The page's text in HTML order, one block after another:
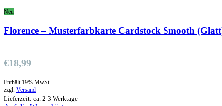
Neu
Florence – Musterfarbkarte Cardstock Smooth
€18,99
Enthält 19% MwSt.
zzgl. Versand
Lieferzeit: ca. 2-3 Werktage